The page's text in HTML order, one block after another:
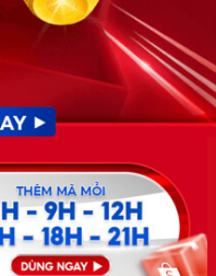
Giấy phép hoạt động dịch vụ
việc làm số 54/2019/SLĐTBXH-
GP do Sở lao động thương
binh và xã hội cấp ngày 30
tháng 12 năm 2019.